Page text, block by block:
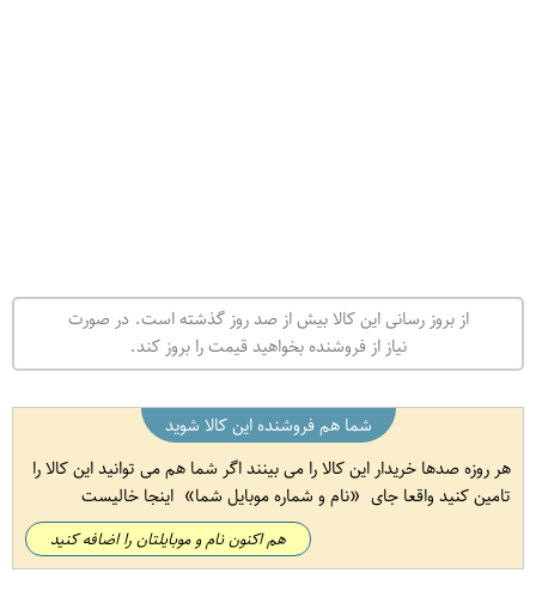
از بروز رسانی این کالا بیش از صد روز گذشته است. در صورت
نیاز از فروشنده بخواهید قیمت را بروز کند.
شما هم فروشنده این کالا شوید
هر روزه صدها خریدار این کالا را می بینند اگر شما هم می توانید این کالا را
تامین کنید واقعا جای
نام و شماره موبایل شما اینجا خالیست
هم اکنون نام و موبایلتان را اضافه کنید